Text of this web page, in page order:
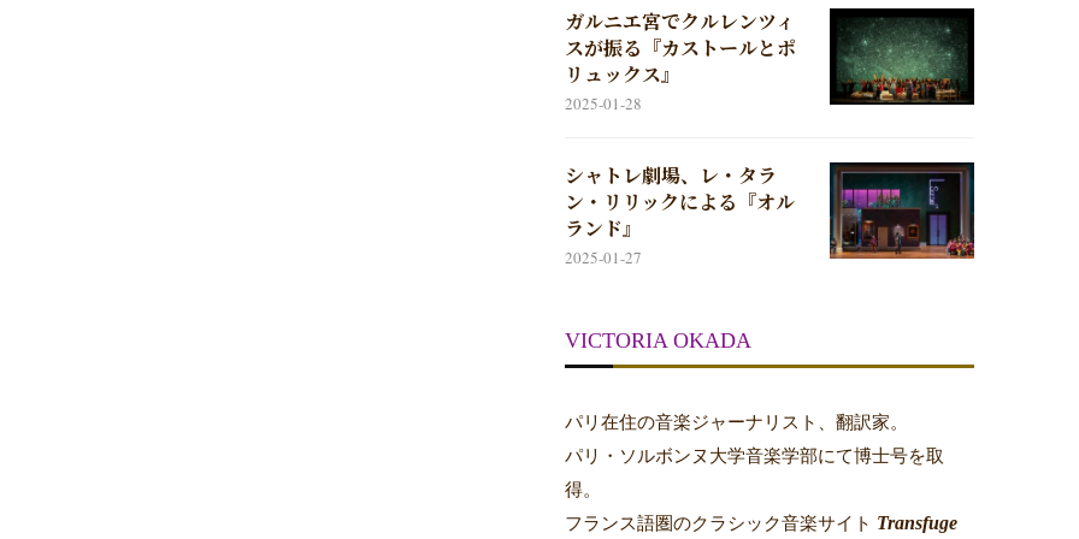
ガルニエ宮でクルレンツィ
スが振る『カストールとポ
リュックス』
2025-01-28
シャトレ劇場、レ・タラ
ン・リリックによる『オル
ランド』
2025-01-27
VICTORIA OKADA
パリ在住の音楽ジャーナリスト、翻訳家。
パリ・ソルボンヌ大学音楽学部にて博士号を取
得。
フランス語圏のクラシック音楽サイト Transfuge